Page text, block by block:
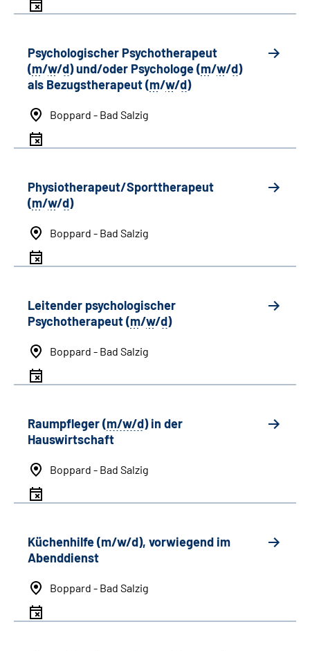
Psychologischer Psychotherapeut
(m/w/d) und/oder Psychologe (m/w/d)
als Bezugstherapeut (m/w/d)
Boppard - Bad Salzig
Physiotherapeut/Sporttherapeut
(m/w/d)
Boppard - Bad Salzig
Leitender psychologischer
Psychotherapeut (m/w/d)
Boppard - Bad Salzig
Raumpfleger (m/w/d) in der
Hauswirtschaft
Boppard - Bad Salzig
Küchenhilfe (m/w/d), vorwiegend im
Abenddienst
Boppard - Bad Salzig